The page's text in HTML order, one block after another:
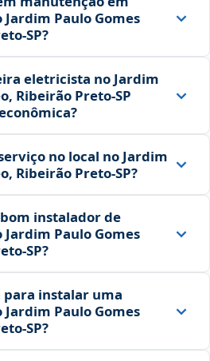
Paulo Gomes
eletricista no Jardim
Ribeirão Preto‑SP
no local no Jardim
Ribeirão Preto‑SP?
instalador de
Paulo Gomes
instalar uma
Paulo Gomes